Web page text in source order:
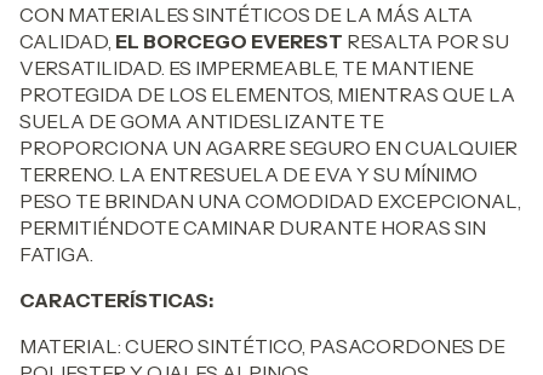
CON MATERIALES SINTÉTICOS DE LA MÁS ALTA
CALIDAD, EL BORCEGO EVEREST RESALTA POR SU
VERSATILIDAD. ES IMPERMEABLE, TE MANTIENE
PROTEGIDA DE LOS ELEMENTOS, MIENTRAS QUE LA
SUELA DE GOMA ANTIDESLIZANTE TE
PROPORCIONA UN AGARRE SEGURO EN CUALQUIER
TERRENO. LA ENTRESUELA DE EVA Y SU MÍNIMO
PESO TE BRINDAN UNA COMODIDAD EXCEPCIONAL,
PERMITIÉNDOTE CAMINAR DURANTE HORAS SIN
FATIGA.
CARACTERÍSTICAS:
MATERIAL: CUERO SINTÉTICO, PASACORDONES DE